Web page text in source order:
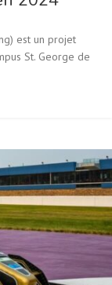
est un projet
St. George de